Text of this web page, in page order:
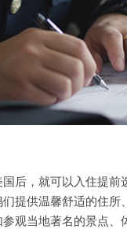
，就可以入住提前
提供温馨舒适的住
观当地著名的景点